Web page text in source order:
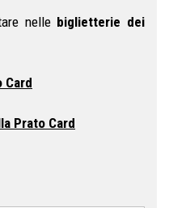
nellebiglietterie dei
Card
Prato Card